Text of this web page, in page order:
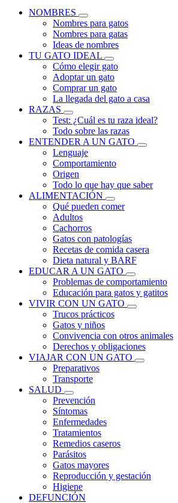
NOMBRES
Nombres para gatos
Nombres para gatas
Ideas de nombres
TU GATO IDEAL
Cómo elegir gato
Adoptar un gato
Comprar un gato
La llegada del gato a casa
RAZAS
Test: ¿Cuál es tu raza ideal?
Todo sobre las razas
ENTENDER A UN GATO
Lenguaje
Comportamiento
Origen
Todo lo que hay que saber
ALIMENTACIÓN
Qué pueden comer
Adultos
Cachorros
Gatos con patologías
Recetas de comida casera
Dieta natural y BARF
EDUCAR A UN GATO
Problemas de comportamiento
Educación para gatos y gatitos
VIVIR CON UN GATO
Trucos prácticos
Gatos y niños
Convivencia con otros animales
Derechos y obligaciones
VIAJAR CON UN GATO
Preparativos
Transporte
SALUD
Prevención
Síntomas
Enfermedades
Tratamientos
Remedios caseros
Parásitos
Gatos mayores
Reproducción y gestación
Higiene
DEFUNCIÓN